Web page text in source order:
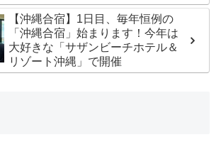
ッカー受け取り！今日は北見市の
無料キャンプ場「つつじ公園キャ
ンプ場」まで
【沖縄合宿】1日目、毎年恒例の
「沖縄合宿」始まります！今年は
大好きな「サザンビーチホテル＆
リゾート沖縄」で開催